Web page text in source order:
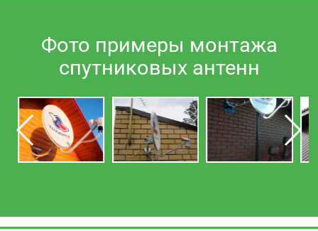
Фото примеры монтажа
спутниковых антенн